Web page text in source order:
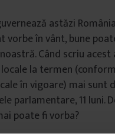
astăzi
vorbe în vânt, bune
Când scriu
la termen
în vigoare) mai sunt
parlamentare, 11 luni.
poate fi vorba?